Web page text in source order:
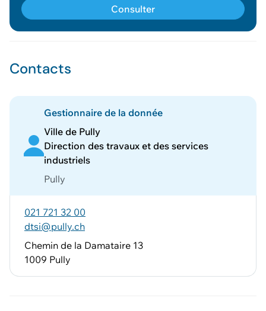
Contacts
Gestionnaire de la donnée
Ville de Pully
Direction des travaux et des services
industriels
Pully
021 721 32 00
dtsi@pully.ch
Chemin de la Damataire 13
1009 Pully
Consulter